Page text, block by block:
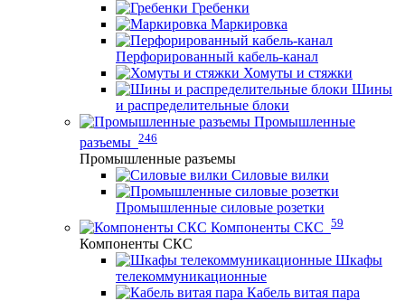
Гребенки
Маркировка
Перфорированный кабель-канал
Хомуты и стяжки
Шины
и распределительные блоки
Промышленные
разъемы 246
Промышленные разъемы
Силовые вилки
Промышленные силовые розетки
Компоненты СКС 59
Компоненты СКС
Шкафы
телекоммуникационные
Кабель витая пара